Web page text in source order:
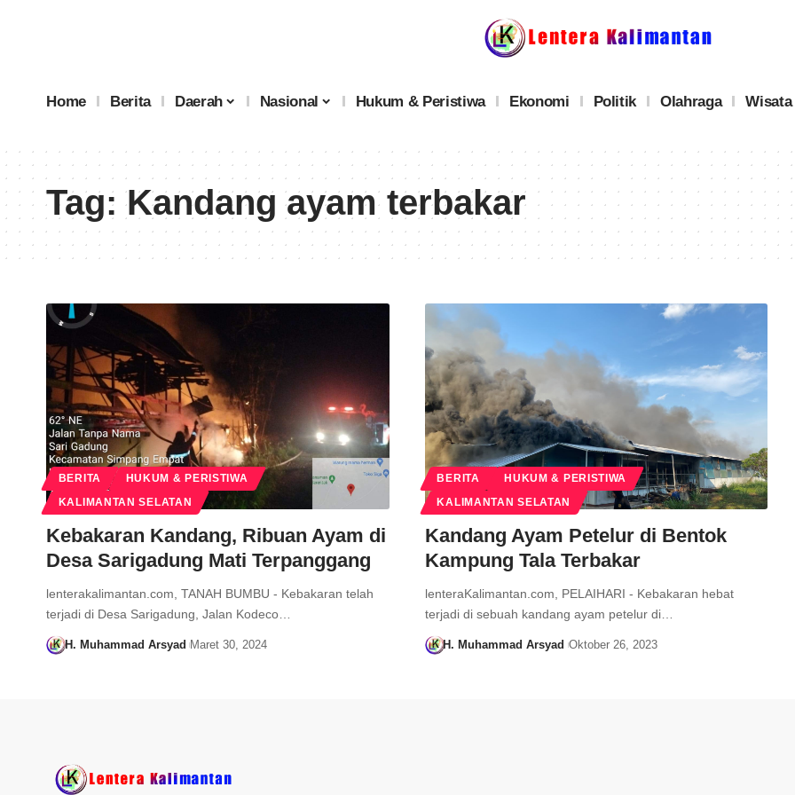
Home Berita Daerah Nasional Hukum & Peristiwa Ekonomi Politik Olahraga Wisata
Tag:Kandang ayam terbakar
BERITA HUKUM & PERISTIWA
KALIMANTAN SELATAN
Kebakaran Kandang, Ribuan Ayam di
Desa Sarigadung Mati Terpanggang
lenterakalimantan.com, TANAH BUMBU - Kebakaran telah
terjadi di Desa Sarigadung, Jalan Kodeco…
H. Muhammad Arsyad Maret 30, 2024
BERITA HUKUM & PERISTIWA
KALIMANTAN SELATAN
Kandang Ayam Petelur di Bentok
Kampung Tala Terbakar
lenteraKalimantan.com, PELAIHARI - Kebakaran hebat
terjadi di sebuah kandang ayam petelur di…
H. Muhammad Arsyad Oktober 26, 2023